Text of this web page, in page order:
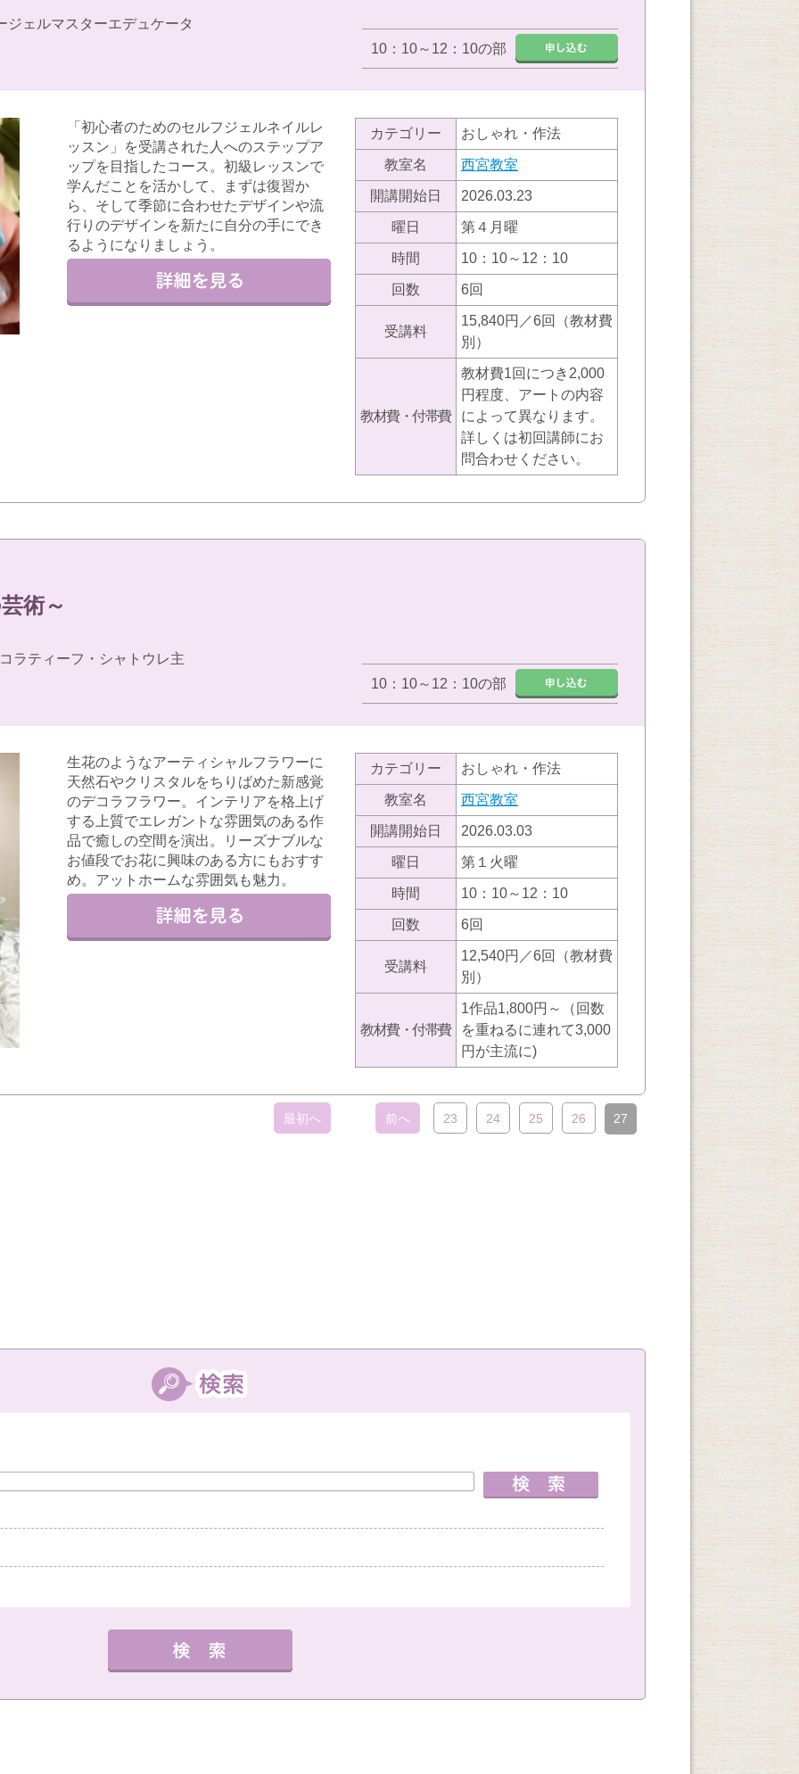
ジェルマスターエデュケータ
10：10～12：10の部
「初心者のためのセルフジェルネイルレ
ッスン」を受講された人へのステップア
ップを目指したコース。初級レッスンで
学んだことを活かして、まずは復習か
ら、そして季節に合わせたデザインや流
行りのデザインを新たに自分の手にでき
るようになりましょう。
カテゴリー おしゃれ・作法
教室名 西宮教室
開講開始日 2026.03.23
曜日 第４月曜
時間 10：10～12：10
回数 6回
受講料
15,840円／6回（教材費
別）
教材費・付帯費
教材費1回につき2,000
円程度、アートの内容
によって異なります。
詳しくは初回講師にお
問合わせください。
術～
ラティーフ・シャトウレ主
10：10～12：10の部
生花のようなアーティシャルフラワーに
天然石やクリスタルをちりばめた新感覚
のデコラフラワー。インテリアを格上げ
する上質でエレガントな雰囲気のある作
品で癒しの空間を演出。リーズナブルな
お値段でお花に興味のある方にもおすす
め。アットホームな雰囲気も魅力。
カテゴリー おしゃれ・作法
教室名 西宮教室
開講開始日 2026.03.03
曜日 第１火曜
時間 10：10～12：10
回数 6回
受講料
12,540円／6回（教材費
別）
教材費・付帯費
1作品1,800円～（回数
を重ねるに連れて3,000
円が主流に)
最初へ 前へ 23 24 25 26 27